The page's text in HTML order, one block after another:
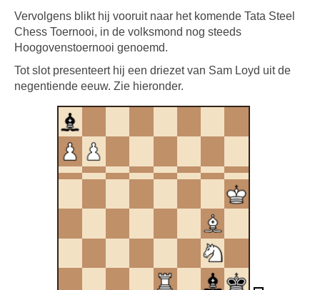
Vervolgens blikt hij vooruit naar het komende Tata Steel
Chess Toernooi, in de volksmond nog steeds
Hoogovenstoernooi genoemd.
Tot slot presenteert hij een driezet van Sam Loyd uit de
negentiende eeuw. Zie hieronder.